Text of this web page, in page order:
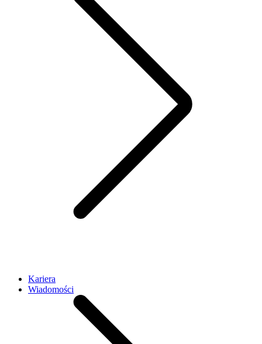
Kariera
Wiadomości